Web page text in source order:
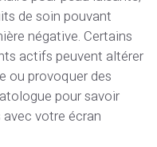
de soin pouvant
négative. Certains
actifs peuvent altérer
ou provoquer des
pour savoir
votre écran